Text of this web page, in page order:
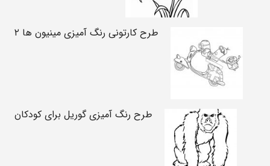
طرح کارتونی رنگ آمیزی مینیون ها ۲
طرح رنگ آمیزی گوریل برای کودکان